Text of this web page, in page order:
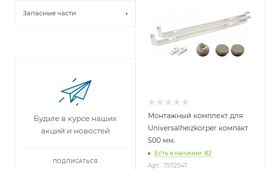
Монтажный комплект для
Universalheizkorper компакт
500 мм.
Есть в наличии: 82
Арт.: 7572547
Запасные части
Будьте в курсе наших
акций и новостей
ПОДПИСАТЬСЯ